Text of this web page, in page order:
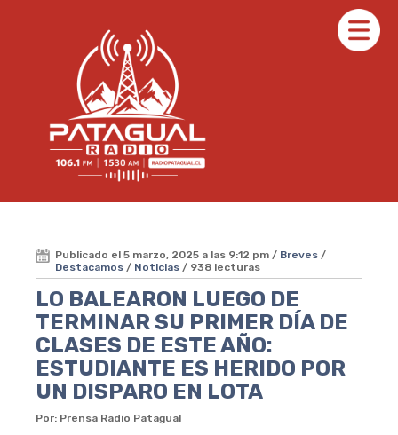
Publicado el 5 marzo, 2025 a las 9:12 pm / Breves /
Destacamos / Noticias / 938 lecturas
LO BALEARON LUEGO DE
TERMINAR SU PRIMER DÍA DE
CLASES DE ESTE AÑO:
ESTUDIANTE ES HERIDO POR
UN DISPARO EN LOTA
Por: Prensa Radio Patagual